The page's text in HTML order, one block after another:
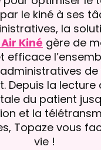
le kiné à ses
la
Kiné gère de
efficace
Depuis la lecture
du patient
et la
Topaze vous
vie !